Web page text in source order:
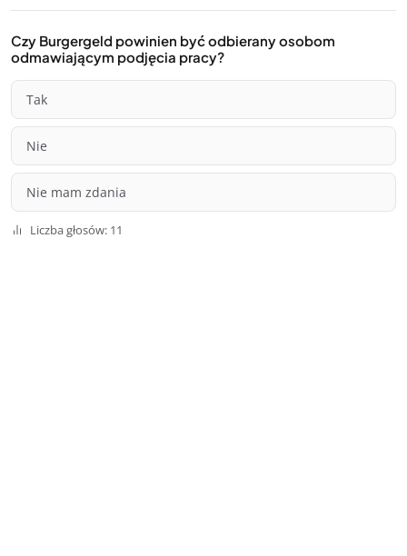
Czy Burgergeld powinien być odbierany osobom
odmawiającym podjęcia pracy?
Tak
Nie
Nie mam zdania
Liczba głosów: 11